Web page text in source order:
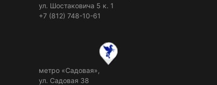
ул. Шостаковича 5 к. 1
+7 (812) 748-10-61
метро «Садовая»,
ул. Садовая 38